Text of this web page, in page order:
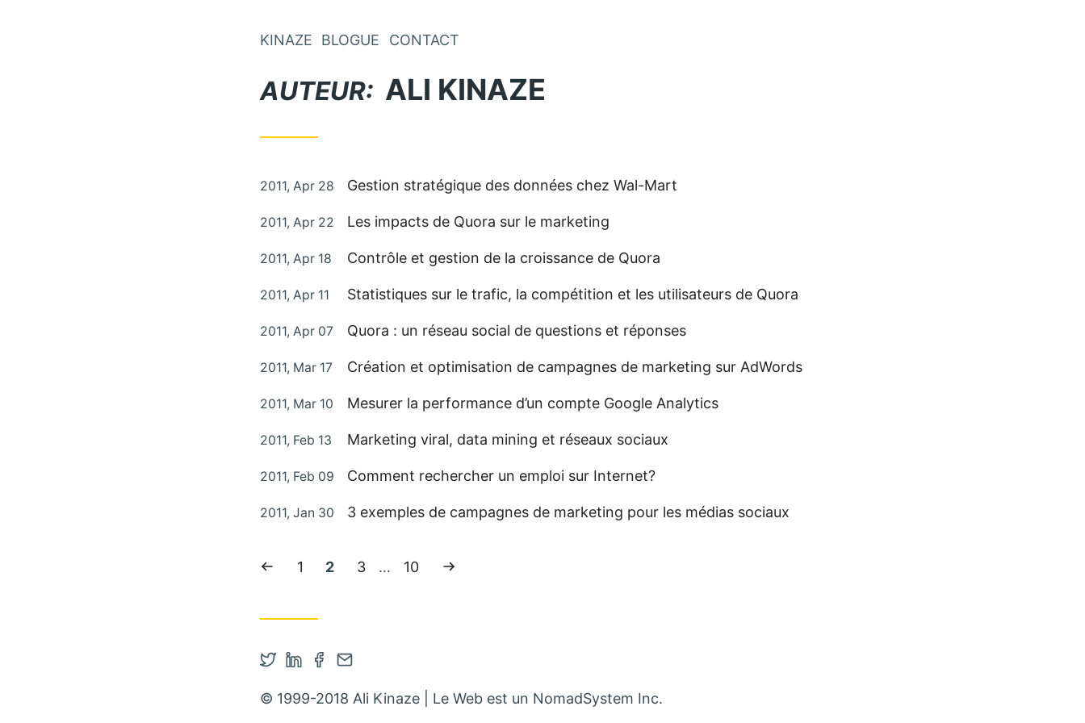
KINAZE
BLOGUE CONTACT
AUTEUR: ALI KINAZE
Publié le
2011, Apr 28 Gestion stratégique des données chez Wal-Mart
Publié le
2011, Apr 22 Les impacts de Quora sur le marketing
Publié le
2011, Apr 18 Contrôle et gestion de la croissance de Quora
Publié le
2011, Apr 11 Statistiques sur le trafic, la compétition et les utilisateurs de Quora
Publié le
2011, Apr 07 Quora : un réseau social de questions et réponses
Publié le
2011, Mar 17 Création et optimisation de campagnes de marketing sur AdWords
Publié le
2011, Mar 10 Mesurer la performance d’un compte Google Analytics
Publié le
2011, Feb 13 Marketing viral, data mining et réseaux sociaux
Publié le
2011, Feb 09 Comment rechercher un emploi sur Internet?
Publié le
2011, Jan 30 3 exemples de campagnes de marketing pour les médias sociaux
Page précédente
Page:
1 Page en cours:
2 Page:
3 … Page:
10 Page suivante
Ouvrir le compte Twitter dans un nouvel onglet
Ouvrir le compte Linkedin dans un nouvel onglet
Ouvrir le compte Facebook dans un nouvel onglet
Contacter par mail
© 1999-2018 Ali Kinaze | Le Web est un NomadSystem Inc.